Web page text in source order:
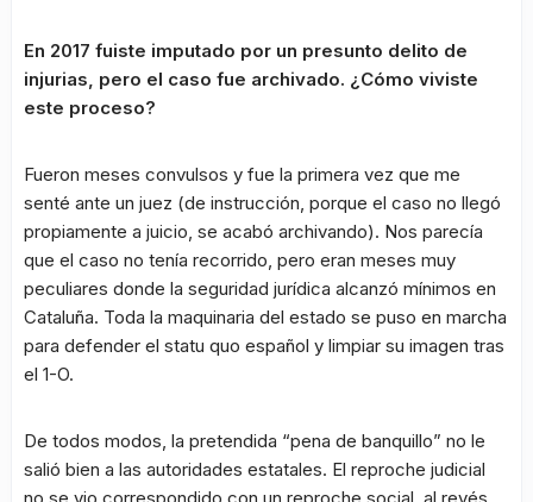
En 2017 fuiste imputado por un presunto delito de
injurias, pero el caso fue archivado. ¿Cómo viviste
este proceso?
Fueron meses convulsos y fue la primera vez que me
senté ante un juez (de instrucción, porque el caso no llegó
propiamente a juicio, se acabó archivando). Nos parecía
que el caso no tenía recorrido, pero eran meses muy
peculiares donde la seguridad jurídica alcanzó mínimos en
Cataluña. Toda la maquinaria del estado se puso en marcha
para defender el statu quo español y limpiar su imagen tras
el 1-O.
De todos modos, la pretendida “pena de banquillo” no le
salió bien a las autoridades estatales. El reproche judicial